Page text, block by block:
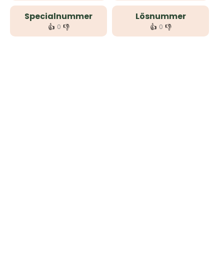
Specialnummer
👍 0 👎
Lösnummer
👍 0 👎